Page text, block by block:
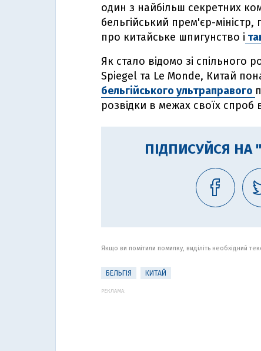
один з найбільш секретних
бельгійський прем'єр-
про китайське шпигунство і
Як стало відомо зі спільного
Spiegel та Le Monde, Китай
бельгійського ультраправого
розвідки в межах своїх спроб
ПІДПИСУЙСЯ НА
Якщо ви помітили помилку, виділіть необхідний
БЕЛЬГІЯ КИТАЙ
РЕКЛАМА: